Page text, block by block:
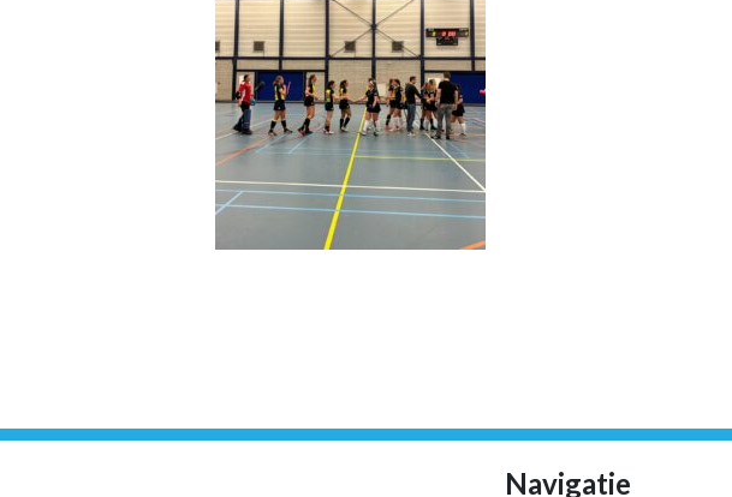
Navigatie